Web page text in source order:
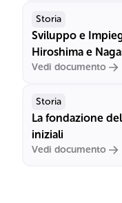
Storia
Sviluppo e
Hiroshima e
Vedi documento
Storia
La fondazione
iniziali
Vedi documento